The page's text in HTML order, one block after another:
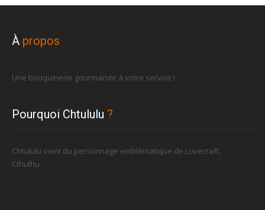
À propos
Une bouquinerie gourmande à votre service !
Pourquoi Chtululu ?
Chtululu vient du personnage emblématique de Lovecraft,
Cthulhu.